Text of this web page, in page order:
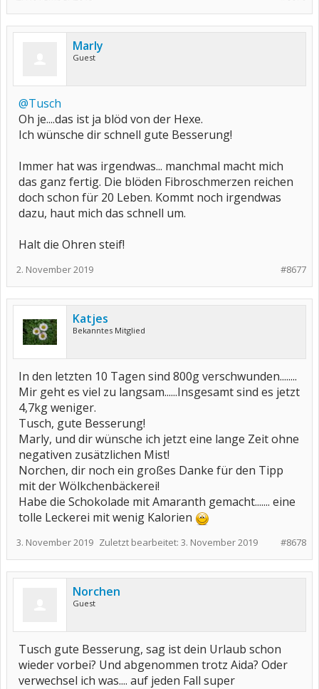
Marly
Guest
@Tusch
Oh je....das ist ja blöd von der Hexe.
Ich wünsche dir schnell gute Besserung!
Immer hat was irgendwas... manchmal macht mich
das ganz fertig. Die blöden Fibroschmerzen reichen
doch schon für 20 Leben. Kommt noch irgendwas
dazu, haut mich das schnell um.
Halt die Ohren steif!
#8677
2. November 2019
Katjes
Bekanntes Mitglied
In den letzten 10 Tagen sind 800g verschwunden........
Mir geht es viel zu langsam......Insgesamt sind es jetzt
4,7kg weniger.
Tusch, gute Besserung!
Marly, und dir wünsche ich jetzt eine lange Zeit ohne
negativen zusätzlichen Mist!
Norchen, dir noch ein großes Danke für den Tipp
mit der Wölkchenbäckerei!
Habe die Schokolade mit Amaranth gemacht....... eine
tolle Leckerei mit wenig Kalorien
#8678
3. November 2019 Zuletzt bearbeitet: 3. November 2019
Norchen
Guest
Tusch gute Besserung, sag ist dein Urlaub schon
wieder vorbei? Und abgenommen trotz Aida? Oder
verwechsel ich was.... auf jeden Fall super